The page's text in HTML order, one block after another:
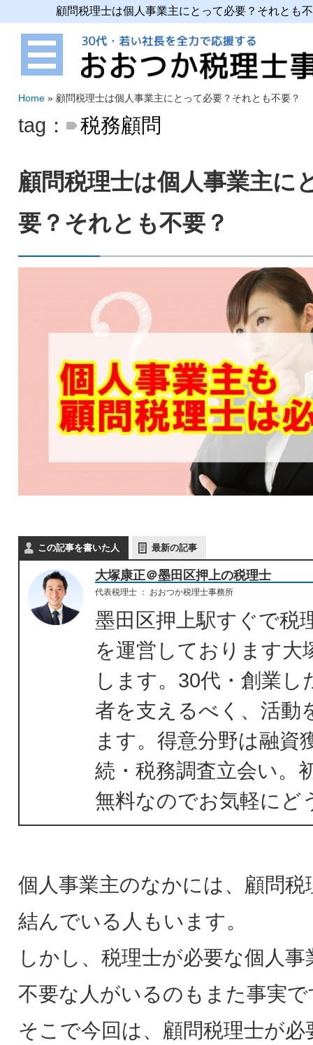
顧問税理士は個人事業主にとって必要？それとも
Home» 顧問税理士は個人事業主にとって必要？それとも不要？
tag： 税務顧問
顧問税理士は個人事業主に
要？それとも不要？
この記事を書いた人 最新の記事
大塚康正＠墨田区押上の税理士
代表税理士： おおつか税理士事務所
墨田区押上駅すぐで税
を運営しております大
します。30代・創業し
者を支えるべく、活動
ます。得意分野は融資
続・税務調査立会い。
無料なのでお気軽にど
個人事業主のなかには、顧問税
結んでいる人もいます。
しかし、税理士が必要な個人
不要な人がいるのもまた事実で
そこで今回は、顧問税理士が必